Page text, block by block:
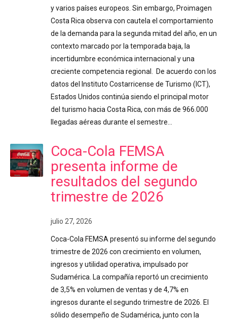
y varios países europeos. Sin embargo, Proimagen
Costa Rica observa con cautela el comportamiento
de la demanda para la segunda mitad del año, en un
contexto marcado por la temporada baja, la
incertidumbre económica internacional y una
creciente competencia regional. De acuerdo con los
datos del Instituto Costarricense de Turismo (ICT),
Estados Unidos continúa siendo el principal motor
del turismo hacia Costa Rica, con más de 966.000
llegadas aéreas durante el semestre…
Coca-Cola FEMSA
presenta informe de
resultados del segundo
trimestre de 2026
julio 27, 2026
Coca-Cola FEMSA presentó su informe del segundo
trimestre de 2026 con crecimiento en volumen,
ingresos y utilidad operativa, impulsado por
Sudamérica. La compañía reportó un crecimiento
de 3,5% en volumen de ventas y de 4,7% en
ingresos durante el segundo trimestre de 2026. El
sólido desempeño de Sudamérica, junto con la